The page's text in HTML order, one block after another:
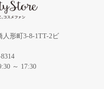
形町3-8-1TT-2ビ
～ 17:30